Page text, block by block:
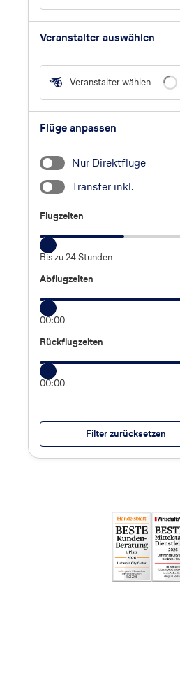
Veranstalter auswählen
Veranstalter wählen
Flüge anpassen
Nur Direktflüge
Transfer inkl.
Flugzeiten
Flugzeiten
Bis zu 24 Stunden
Abflugzeiten
Abflugzeiten
00:00
Rückflugzeiten
Rückflugzeiten
00:00
Filter zurücksetzen